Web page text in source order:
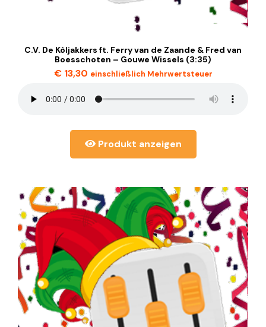
C.V. De Kòljakkers ft. Ferry van de Zaande & Fred van
Boesschoten – Gouwe Wissels (3:35)
€13,30 einschließlich Mehrwertsteuer
Produkt anzeigen